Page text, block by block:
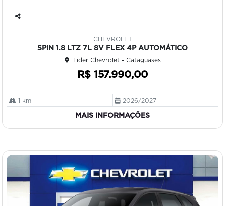
CHEVROLET
SPIN 1.8 LTZ 7L 8V FLEX 4P AUTOMÁTICO
Lider Chevrolet - Cataguases
R$ 157.990,00
1 km 2026/2027
MAIS INFORMAÇÕES